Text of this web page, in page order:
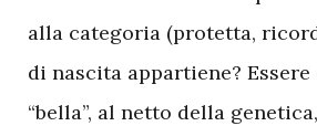
alla categoria (protetta,
di nascita appartiene? Essere
“bella”, al netto della